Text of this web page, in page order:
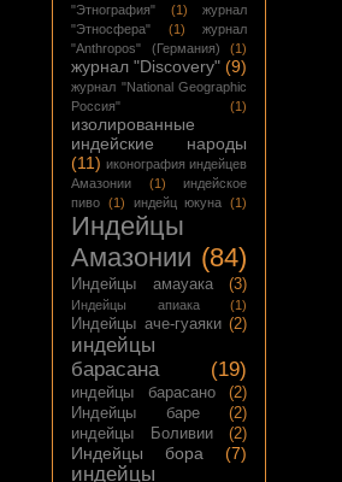
"Этнография"
(1)
журнал
"Этносфера"
(1)
журнал
"Anthropos" (Германия)
(1)
журнал "Discovery" (9)
журнал "National Geographic
Россия"
(1)
изолированные
индейские народы
(11) иконография индейцев
Амазонии
(1)
индейское
пиво (1) индейц юкуна (1)
Индейцы
Амазонии (84)
Индейцы амауака (3)
Индейцы апиака (1)
Индейцы аче-гуаяки (2)
индейцы
барасана
(19)
индейцы барасано
(2)
Индейцы баре
(2)
индейцы Боливии
(2)
Индейцы бора (7)
индейцы